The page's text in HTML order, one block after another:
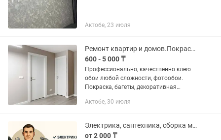
Актобе, 23 июля
Ремонт квартир и домов.Покраска, поклейка обоев, мокрый шёлк, багеты
600 - 5 000 ₸
Профессионально, качественно клею
обои любой сложности, фотообои.
Покраска, багеты, декоративная
выравнивание стен под обои.Жидкие
покупке...
Актобе, 30 июля
Электрика, сантехника, сборка мебели, мелкий ремонт, отделочные работы.
от 2 000 ₸